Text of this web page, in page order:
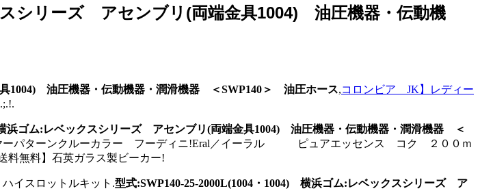
シリーズ アセンブリ(両端金具1004) 油圧機器・伝動機
1004) 油圧機器・伝動機器・潤滑機器 ＜SWP140＞ 油圧ホース,コロンビア JK】レディー
.;.!.
浜ゴム:レベックスシリーズ アセンブリ(両端金具1004) 油圧機器・伝動機器・潤滑機器 ＜
ヤーパターンクルーカラー フーディニ!Eral／イーラル ピュアエッセンス コク ２００ｍ
無料】石英ガラス製ビーカー!
イスロットルキット.型式:SWP140-25-2000L(1004・1004) 横浜ゴム:レベックスシリーズ ア